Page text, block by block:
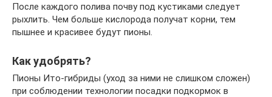
После каждого полива почву под кустиками следует
рыхлить. Чем больше кислорода получат корни, тем
пышнее и красивее будут пионы.
Как удобрять?
Пионы Ито-гибриды (уход за ними не слишком сложен)
при соблюдении технологии посадки подкормок в